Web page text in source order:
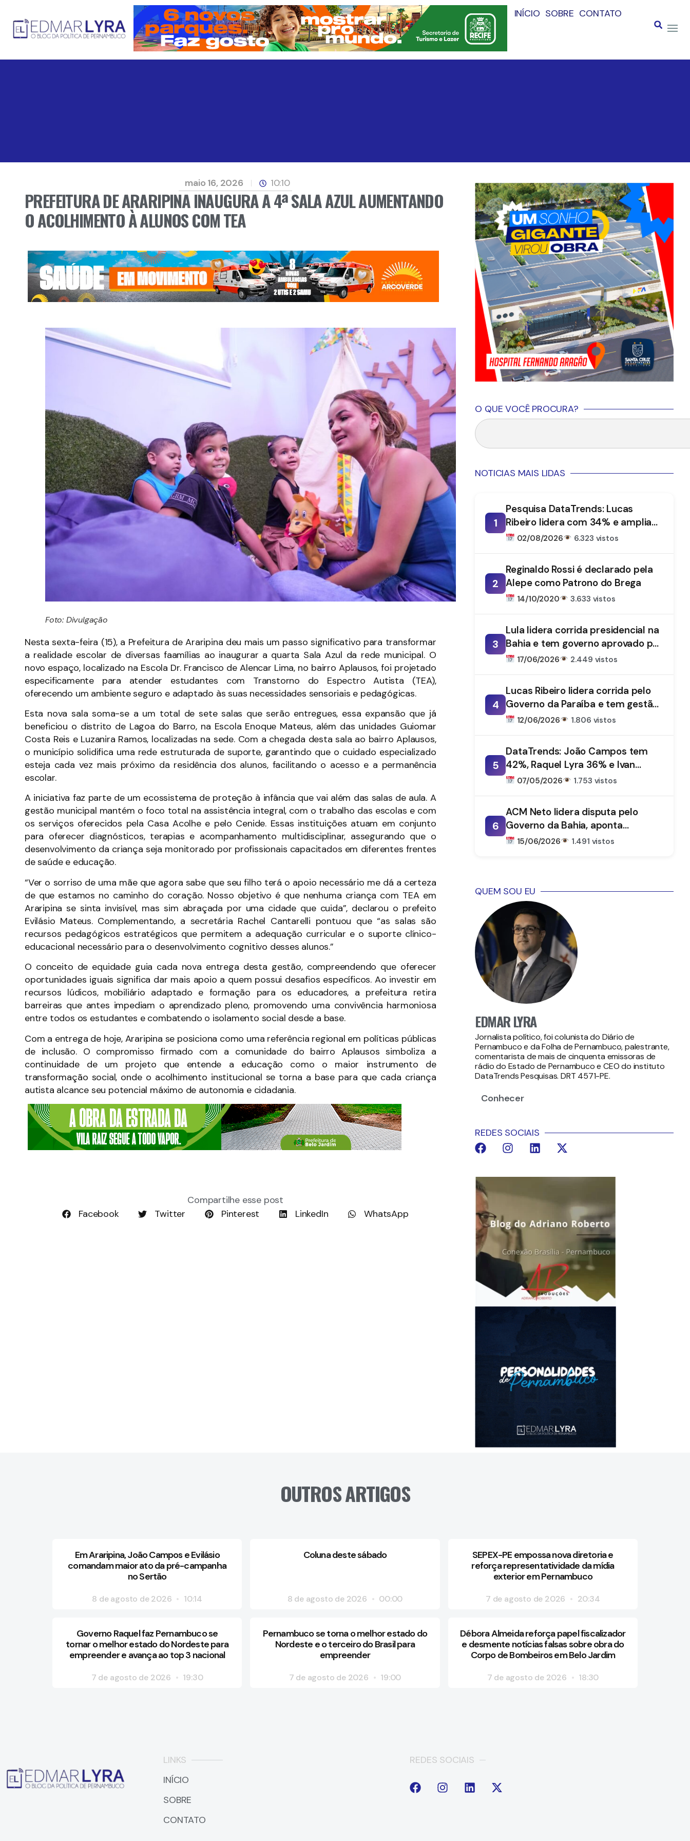
INÍCIO SOBRE CONTATO
maio 16, 2026 10:10
PREFEITURA DE ARARIPINA INAUGURA A 4ª SALA AZUL AUMENTANDO
O ACOLHIMENTO À ALUNOS COM TEA
Foto: Divulgação
Nesta sexta-feira (15), a Prefeitura de Araripina deu mais um passo significativo para transformar
a realidade escolar de diversas faamílias ao inaugurar a quarta Sala Azul da rede municipal. O
novo espaço, localizado na Escola Dr. Francisco de Alencar Lima, no bairro Aplausos, foi projetado
especificamente para atender estudantes com Transtorno do Espectro Autista (TEA),
oferecendo um ambiente seguro e adaptado às suas necessidades sensoriais e pedagógicas.
Esta nova sala soma-se a um total de sete salas que serão entregues, essa expansão que já
beneficiou o distrito de Lagoa do Barro, na Escola Enoque Mateus, além das unidades Guiomar
Costa Reis e Luzanira Ramos, localizadas na sede. Com a chegada desta sala ao bairro Aplausos,
o município solidifica uma rede estruturada de suporte, garantindo que o cuidado especializado
esteja cada vez mais próximo da residência dos alunos, facilitando o acesso e a permanência
escolar.
A iniciativa faz parte de um ecossistema de proteção à infância que vai além das salas de aula. A
gestão municipal mantém o foco total na assistência integral, com o trabalho das escolas e com
os serviços oferecidos pela Casa Acolhe e pelo Cenide. Essas instituições atuam em conjunto
para oferecer diagnósticos, terapias e acompanhamento multidisciplinar, assegurando que o
desenvolvimento da criança seja monitorado por profissionais capacitados em diferentes frentes
de saúde e educação.
“Ver o sorriso de uma mãe que agora sabe que seu filho terá o apoio necessário me dá a certeza
de que estamos no caminho do coração. Nosso objetivo é que nenhuma criança com TEA em
Araripina se sinta invisível, mas sim abraçada por uma cidade que cuida”, declarou o prefeito
Evilásio Mateus. Complementando, a secretária Rachel Cantarelli pontuou que “as salas são
recursos pedagógicos estratégicos que permitem a adequação curricular e o suporte clínico-
educacional necessário para o desenvolvimento cognitivo desses alunos.”
O conceito de equidade guia cada nova entrega desta gestão, compreendendo que oferecer
oportunidades iguais significa dar mais apoio a quem possui desafios específicos. Ao investir em
recursos lúdicos, mobiliário adaptado e formação para os educadores, a prefeitura retira
barreiras que antes impediam o aprendizado pleno, promovendo uma convivência harmoniosa
entre todos os estudantes e combatendo o isolamento social desde a base.
Com a entrega de hoje, Araripina se posiciona como uma referência regional em políticas públicas
de inclusão. O compromisso firmado com a comunidade do bairro Aplausos simboliza a
continuidade de um projeto que entende a educação como o maior instrumento de
transformação social, onde o acolhimento institucional se torna a base para que cada criança
autista alcance seu potencial máximo de autonomia e cidadania.
Compartilhe esse post
Facebook
Twitter Pinterest LinkedIn WhatsApp
O QUE VOCÊ PROCURA?
NOTICIAS MAIS LIDAS
1
Pesquisa DataTrends: Lucas
Ribeiro lidera com 34% e amplia
vantagem na disputa pelo
02/08/2026 6.323 vistos
2
Reginaldo Rossi é declarado pela
Alepe como Patrono do Brega
14/10/2020 3.633 vistos
3
Lula lidera corrida presidencial na
Bahia e tem governo aprovado por
61%, aponta DataTrends
17/06/2026 2.449 vistos
4
Lucas Ribeiro lidera corrida pelo
Governo da Paraíba e tem gestão
aprovada por 66%, aponta
12/06/2026 1.806 vistos
5
DataTrends: João Campos tem
42%, Raquel Lyra 36% e Ivan
Moraes 1%
07/05/2026 1.753 vistos
6
ACM Neto lidera disputa pelo
Governo da Bahia, aponta
DataTrends
15/06/2026 1.491 vistos
QUEM SOU EU
EDMAR LYRA
Jornalista político, foi colunista do Diário de
Pernambuco e da Folha de Pernambuco, palestrante,
comentarista de mais de cinquenta emissoras de
rádio do Estado de Pernambuco e CEO do instituto
DataTrends Pesquisas. DRT 4571-PE.
Conhecer
REDES SOCIAIS
OUTROS ARTIGOS
Em Araripina, João Campos e Evilásio
comandam maior ato da pré-campanha
no Sertão
8 de agosto de 2026 10:14
Coluna deste sábado
8 de agosto de 2026 00:00
SEPEX-PE empossa nova diretoria e
reforça representatividade da mídia
exterior em Pernambuco
7 de agosto de 2026 20:34
Governo Raquel faz Pernambuco se
tornar o melhor estado do Nordeste para
empreender e avança ao top 3 nacional
7 de agosto de 2026 19:30
Pernambuco se torna o melhor estado do
Nordeste e o terceiro do Brasil para
empreender
7 de agosto de 2026 19:00
Débora Almeida reforça papel fiscalizador
e desmente notícias falsas sobre obra do
Corpo de Bombeiros em Belo Jardim
7 de agosto de 2026 18:30
LINKS
INÍCIO
SOBRE
CONTATO
REDES SOCIAIS